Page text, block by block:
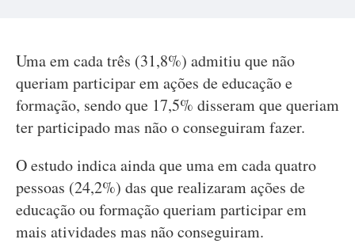
Uma em cada três (31,8%) admitiu que não
queriam participar em ações de educação e
formação, sendo que 17,5% disseram que queriam
ter participado mas não o conseguiram fazer.
O estudo indica ainda que uma em cada quatro
pessoas (24,2%) das que realizaram ações de
educação ou formação queriam participar em
mais atividades mas não conseguiram.